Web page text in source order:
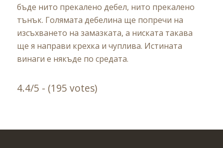
бъде нито прекалено дебел, нито прекалено
тънък. Голямата дебелина ще попречи на
изсъхването на замазката, а ниската такава
ще я направи крехка и чуплива. Истината
винаги е някъде по средата.
4.4/5 - (195 votes)